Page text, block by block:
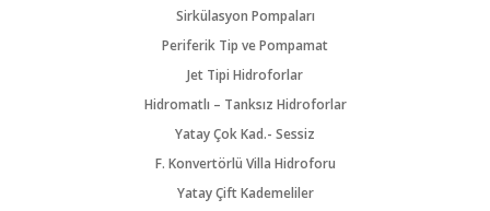
Sirkülasyon Pompaları
Periferik Tip ve Pompamat
Jet Tipi Hidroforlar
Hidromatlı – Tanksız Hidroforlar
Yatay Çok Kad.- Sessiz
F. Konvertörlü Villa Hidroforu
Yatay Çift Kademeliler